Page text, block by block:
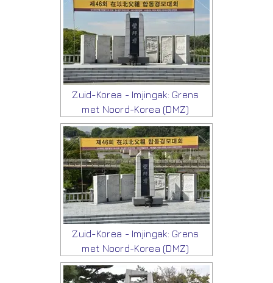
Zuid-Korea - Imjingak: Grens
met Noord-Korea (DMZ)
Zuid-Korea - Imjingak: Grens
met Noord-Korea (DMZ)